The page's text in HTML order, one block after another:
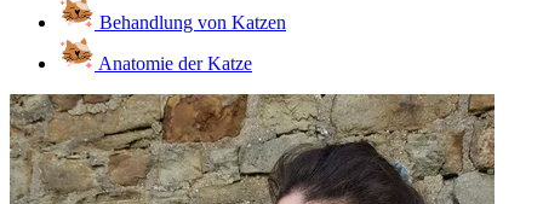
Behandlung von Katzen
Anatomie der Katze